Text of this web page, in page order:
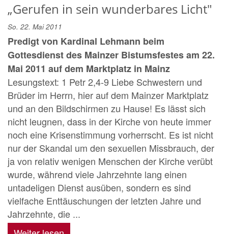
„Gerufen in sein wunderbares Licht"
So. 22. Mai 2011
Predigt von Kardinal Lehmann beim
Gottesdienst des Mainzer Bistumsfestes am 22.
Mai 2011 auf dem Marktplatz in Mainz
Lesungstext: 1 Petr 2,4-9 Liebe Schwestern und
Brüder im Herrn, hier auf dem Mainzer Marktplatz
und an den Bildschirmen zu Hause! Es lässt sich
nicht leugnen, dass in der Kirche von heute immer
noch eine Krisenstimmung vorherrscht. Es ist nicht
nur der Skandal um den sexuellen Missbrauch, der
ja von relativ wenigen Menschen der Kirche verübt
wurde, während viele Jahrzehnte lang einen
untadeligen Dienst ausüben, sondern es sind
vielfache Enttäuschungen der letzten Jahre und
Jahrzehnte, die ...